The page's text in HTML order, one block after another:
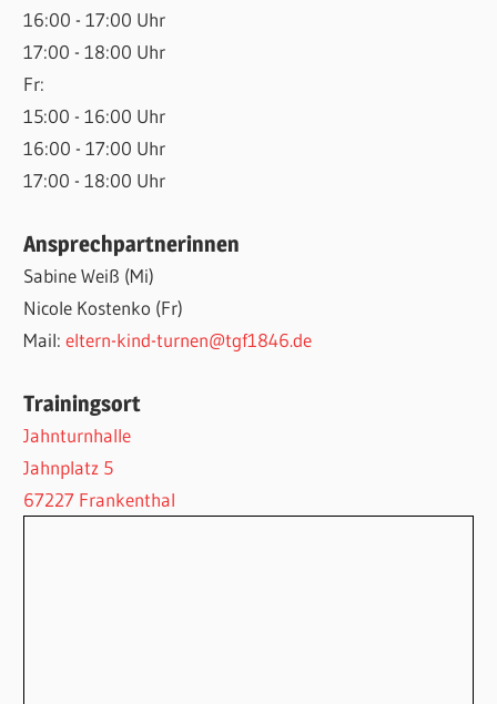
16:00 - 17:00 Uhr
17:00 - 18:00 Uhr
Fr:
15:00 - 16:00 Uhr
16:00 - 17:00 Uhr
17:00 - 18:00 Uhr
Ansprechpartnerinnen
Sabine Weiß (Mi)
Nicole Kostenko (Fr)
Mail:eltern-kind-turnen@tgf1846.de
Trainingsort
Jahnturnhalle
Jahnplatz 5
67227 Frankenthal